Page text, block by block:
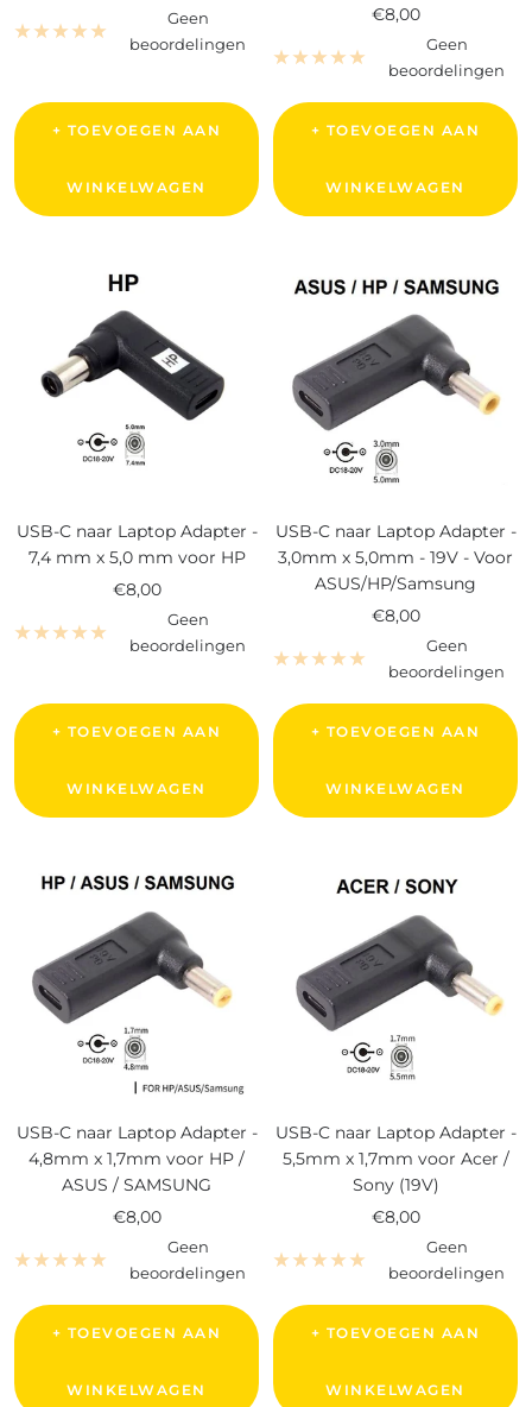
Geen
beoordelingen
+ TOEVOEGEN AAN
WINKELWAGEN
Verkoopprijs
€8,00
Geen
beoordelingen
+ TOEVOEGEN AAN
WINKELWAGEN
USB-C naar Laptop Adapter -
7,4 mm x 5,0 mm voor HP
Verkoopprijs
€8,00
Geen
beoordelingen
+ TOEVOEGEN AAN
WINKELWAGEN
USB-C naar Laptop Adapter -
3,0mm x 5,0mm - 19V - Voor
ASUS/HP/Samsung
Verkoopprijs
€8,00
Geen
beoordelingen
+ TOEVOEGEN AAN
WINKELWAGEN
USB-C naar Laptop Adapter -
4,8mm x 1,7mm voor HP /
ASUS / SAMSUNG
Verkoopprijs
€8,00
Geen
beoordelingen
+ TOEVOEGEN AAN
WINKELWAGEN
USB-C naar Laptop Adapter -
5,5mm x 1,7mm voor Acer /
Sony (19V)
Verkoopprijs
€8,00
Geen
beoordelingen
+ TOEVOEGEN AAN
WINKELWAGEN